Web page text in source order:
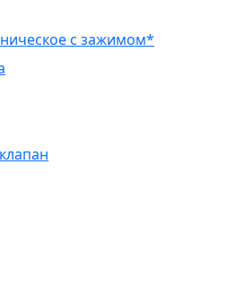
с зажимом*